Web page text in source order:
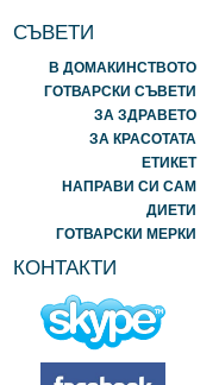
СЪВЕТИ
В ДОМАКИНСТВОТО
ГОТВАРСКИ СЪВЕТИ
ЗА ЗДРАВЕТО
ЗА КРАСОТАТА
ЕТИКЕТ
НАПРАВИ СИ САМ
ДИЕТИ
ГОТВАРСКИ МЕРКИ
КОНТАКТИ